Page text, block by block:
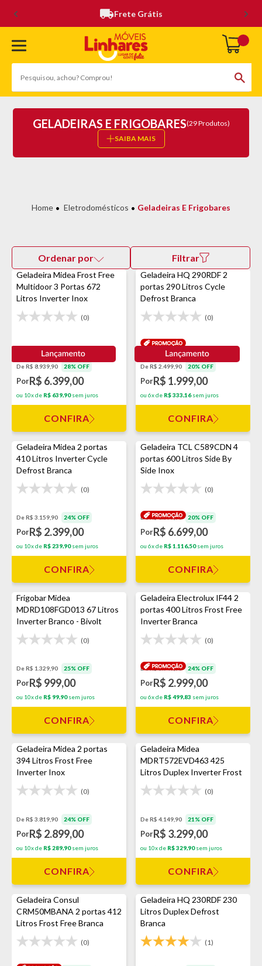
Frete Grátis
GELADEIRAS E FRIGOBARES(29 Produtos)
SAIBA MAIS
Eletrodomésticos Geladeiras E Frigobares
Ordenar por Filtrar
Geladeira Midea Frost Free
Multidoor 3 Portas 672
Litros Inverter Inox
(0)
De R$ 8.939,90 28% OFF
PorR$ 6.399,00
ou 10x de R$ 639,90sem juros
CONFIRA
Geladeira HQ 290RDF 2
portas 290 Litros Cycle
Defrost Branca
(0)
De R$ 2.499,90 20% OFF
PorR$ 1.999,00
ou 6x de R$ 333,16sem juros
CONFIRA
Geladeira Midea 2 portas
410 Litros Inverter Cycle
Defrost Branca
(0)
De R$ 3.159,90 24% OFF
PorR$ 2.399,00
ou 10x de R$ 239,90sem juros
CONFIRA
Geladeira TCL C589CDN 4
portas 600 Litros Side By
Side Inox
(0)
De R$ 8.399,90 20% OFF
PorR$ 6.699,00
ou 6x de R$ 1.116,50sem juros
CONFIRA
Frigobar Midea
MDRD108FGD013 67 Litros
Inverter Branco - Bivolt
(0)
De R$ 1.329,90 25% OFF
PorR$ 999,00
ou 10x de R$ 99,90sem juros
CONFIRA
Geladeira Electrolux IF44 2
portas 400 Litros Frost Free
Inverter Branca
(0)
De R$ 3.949,90 24% OFF
PorR$ 2.999,00
ou 6x de R$ 499,83 sem juros
CONFIRA
Geladeira Midea 2 portas
394 Litros Frost Free
Inverter Inox
(0)
De R$ 3.819,90 24% OFF
PorR$ 2.899,00
ou 10x de R$ 289,90sem juros
CONFIRA
Geladeira Midea
MDRT572EVD463 425
Litros Duplex Inverter Frost
Free Inox - Bivolt
(0)
De R$ 4.149,90 21% OFF
PorR$ 3.299,00
ou 10x de R$ 329,90sem juros
CONFIRA
Geladeira Consul
CRM50MBANA 2 portas 412
Litros Frost Free Branca
(0)
Geladeira HQ 230RDF 230
Litros Duplex Defrost
Branca
(1)